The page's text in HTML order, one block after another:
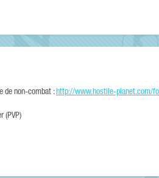
de non-combat :http://www.hostile-planet.com/
(PVP)